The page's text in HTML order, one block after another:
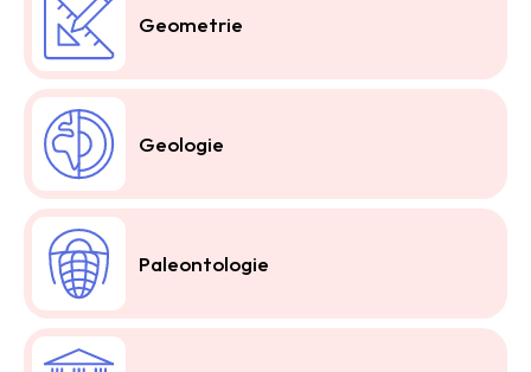
Geometrie
Geologie
Paleontologie